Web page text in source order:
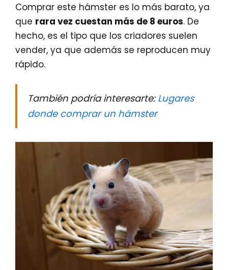
Comprar este hámster es lo más barato, ya
que rara vez cuestan más de 8 euros. De
hecho, es el tipo que los criadores suelen
vender, ya que además se reproducen muy
rápido.
También podría interesarte: Lugares
donde comprar un hámster